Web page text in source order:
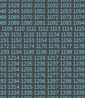
1029 1030 1031 1032 1033 1034
1049 1050 1051 1052 1053 1054
1069 1070 1071 1072 1073 1074
1089 1090 1091 1092 1093 1094
1109 1110 1111 1112 1113 1114 1115
1131 1132 1133 1134 1135 1136
1152 1153 1154 1155 1156 1157
1173 1174 1175 1176 1177 1178
1194 1195 1196 1197 1198 1199
1214 1215 1216 1217 1218 1219
1234 1235 1236 1237 1238 1239
1254 1255 1256 1257 1258 1259
1274 1275 1276 1277 1278 1279
1294 1295 1296 1297 1298 1299
1314 1315 1316 1317 1318 1319
1334 1335 1336 1337 1338 1339